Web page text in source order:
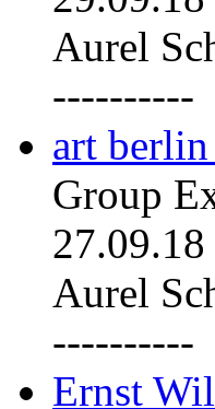
Aurel
----------
art
Group
27.09.18
Aurel
----------
Ernst